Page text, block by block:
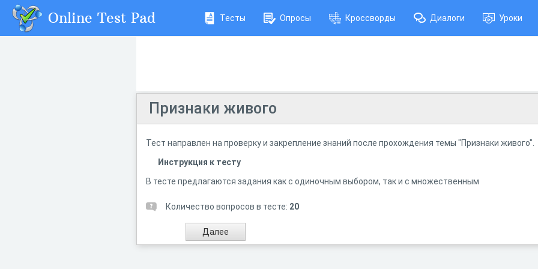
Online Test Pad Тесты Опросы Кроссворды Диалоги Уроки
Признаки живого
Тест направлен на проверку и закрепление знаний после прохождения темы "Признаки живого".
Инструкция к тесту
В тесте предлагаются задания как с одиночным выбором, так и с множественным
Количество вопросов в тесте: 20